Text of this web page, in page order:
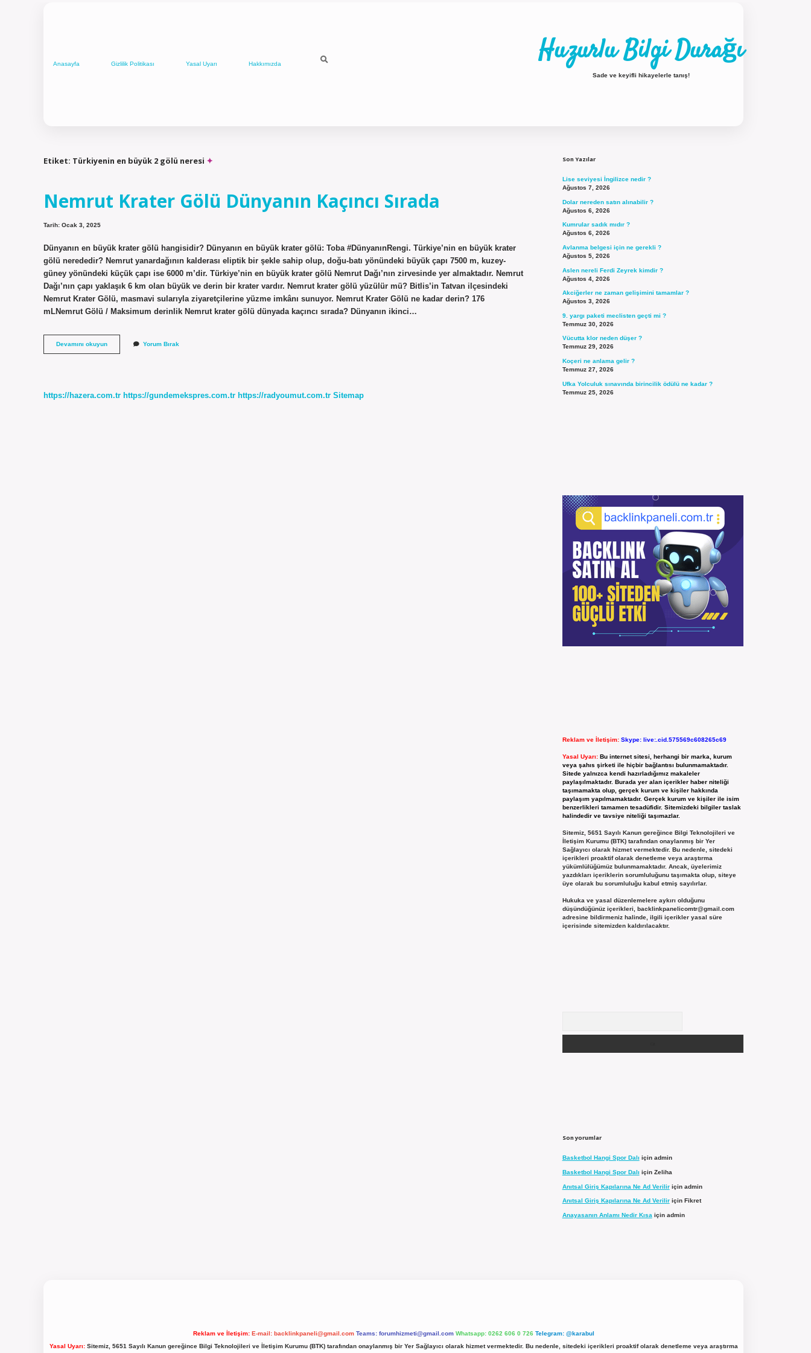
Anasayfa Gizlilik Politikası Yasal Uyarı Hakkımızda Huzurlu Bilgi Durağı
Sade ve keyifli hikayelerle tanış!
Etiket: Türkiyenin en büyük 2 gölü neresi
Nemrut Krater Gölü Dünyanın Kaçıncı Sırada
Tarih: Ocak 3, 2025
Dünyanın en büyük krater gölü hangisidir? Dünyanın en büyük krater gölü: Toba #DünyanınRengi. Türkiye’nin en büyük krater
gölü nerededir? Nemrut yanardağının kalderası eliptik bir şekle sahip olup, doğu-batı yönündeki büyük çapı 7500 m, kuzey-
güney yönündeki küçük çapı ise 6000 m’dir. Türkiye’nin en büyük krater gölü Nemrut Dağı’nın zirvesinde yer almaktadır. Nemrut
Dağı’nın çapı yaklaşık 6 km olan büyük ve derin bir krater vardır. Nemrut krater gölü yüzülür mü? Bitlis’in Tatvan ilçesindeki
Nemrut Krater Gölü, masmavi sularıyla ziyaretçilerine yüzme imkânı sunuyor. Nemrut Krater Gölü ne kadar derin? 176
mLNemrut Gölü / Maksimum derinlik Nemrut krater gölü dünyada kaçıncı sırada? Dünyanın ikinci…
Devamını okuyunNemrut
Krater
Yorum Bırak
https://hazera.com.tr https://gundemekspres.com.tr https://radyoumut.com.tr Sitemap
Son Yazılar
Lise seviyesi İngilizce nedir ?
Ağustos 7, 2026
Dolar nereden satın alınabilir ?
Ağustos 6, 2026
Kumrular sadık mıdır ?
Ağustos 6, 2026
Avlanma belgesi için ne gerekli ?
Ağustos 5, 2026
Aslen nereli Ferdi Zeyrek kimdir ?
Ağustos 4, 2026
Akciğerler ne zaman gelişimini tamamlar ?
Ağustos 3, 2026
9. yargı paketi meclisten geçti mi ?
Temmuz 30, 2026
Vücutta klor neden düşer ?
Temmuz 29, 2026
Koçeri ne anlama gelir ?
Temmuz 27, 2026
Ufka Yolculuk sınavında birincilik ödülü ne kadar ?
Temmuz 25, 2026
Reklam ve İletişim: Skype: live:.cid.575569c608265c69
Yasal Uyarı: Bu internet sitesi, herhangi bir marka, kurum
veya şahıs şirketi ile hiçbir bağlantısı bulunmamaktadır.
Sitede yalnızca kendi hazırladığımız makaleler
paylaşılmaktadır. Burada yer alan içerikler haber niteliği
taşımamakta olup, gerçek kurum ve kişiler hakkında
paylaşım yapılmamaktadır. Gerçek kurum ve kişiler ile isim
benzerlikleri tamamen tesadüfidir. Sitemizdeki bilgiler taslak
halindedir ve tavsiye niteliği taşımazlar.
Sitemiz, 5651 Sayılı Kanun gereğince Bilgi Teknolojileri ve
İletişim Kurumu (BTK) tarafından onaylanmış bir Yer
Sağlayıcı olarak hizmet vermektedir. Bu nedenle, sitedeki
içerikleri proaktif olarak denetleme veya araştırma
yükümlülüğümüz bulunmamaktadır. Ancak, üyelerimiz
yazdıkları içeriklerin sorumluluğunu taşımakta olup, siteye
üye olarak bu sorumluluğu kabul etmiş sayılırlar.
Hukuka ve yasal düzenlemelere aykırı olduğunu
düşündüğünüz içerikleri, backlinkpanelicomtr@gmail.com
adresine bildirmeniz halinde, ilgili içerikler yasal süre
içerisinde sitemizden kaldırılacaktır.
Son yorumlar
Basketbol Hangi Spor Dalı için admin
Basketbol Hangi Spor Dalı için Zeliha
Anıtsal Giriş Kapılarına Ne Ad Veriliriçin admin
Anıtsal Giriş Kapılarına Ne Ad Veriliriçin Fikret
Anayasanın Anlamı Nedir Kısa için admin
Reklam ve İletişim: E-mail: backlinkpaneli@gmail.com Teams: forumhizmeti@gmail.com Whatsapp: 0262 606 0 726 Telegram: @karabul
Yasal Uyarı:Sitemiz, 5651 Sayılı Kanun gereğince Bilgi Teknolojileri ve İletişim Kurumu (BTK) tarafından onaylanmış bir Yer Sağlayıcı olarak hizmet vermektedir. Bu nedenle, sitedeki içerikleri proaktif olarak denetleme veya araştırma